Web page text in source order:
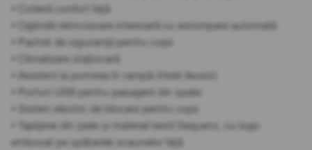
• Cotieră confort față
• Oglindă retrovizoare interioară cu estompare automată
• Pachet de siguranță pentru copii
• Climatizare staționară
• Asistent la pornirea în rampă (Hold Assist)
• Porturi USB pentru pasagerii din spate
• Sistem electric de blocare pentru copii
• Tapițerie din piele și material textil Sequenz, cu logo
embosat pe spătarele scaunelor față